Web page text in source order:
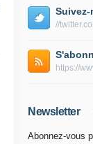
//
Newsletter
Abonnez-vous